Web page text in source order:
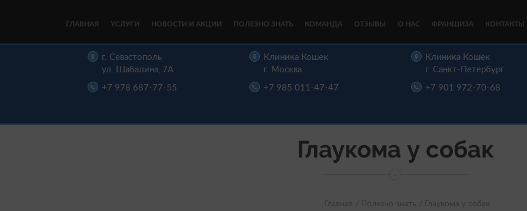
ГЛАВНАЯ УСЛУГИ НОВОСТИ И АКЦИИ ПОЛЕЗНО ЗНАТЬ КОМАНДА ОТЗЫВЫ О НАС ФРАНШИЗА КОНТАКТЫ
г. Севастополь
ул. Шабалина, 7А
+7 978 687-77-55
Клиника Кошек
г. Москва
+7 985 011-47-47
Клиника Кошек
г. Санкт-Петербург
+7 901 972-70-68
Глаукома у собак
Главная / Полезно знать / Глаукома у собак